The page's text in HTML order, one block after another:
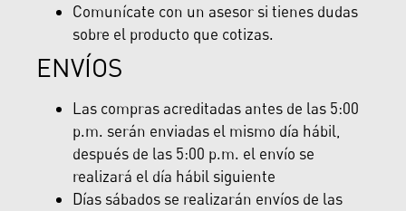
Comunícate con un asesor si tienes dudas
sobre el producto que cotizas.
ENVÍOS
Las compras acreditadas antes de las 5:00
p.m. serán enviadas el mismo día hábil,
después de las 5:00 p.m. el envío se
realizará el día hábil siguiente
Días sábados se realizarán envíos de las